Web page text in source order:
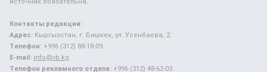
источник обязательна.
Контакты редакции:
Адрес: Кыргызстан, г. Бишкек, ул. Усенбаева, 2.
Телефон: +996 (312) 88-18-09.
E-mail: info@vb.kg
Телефон рекламного отдела: +996 (312) 48-62-03.